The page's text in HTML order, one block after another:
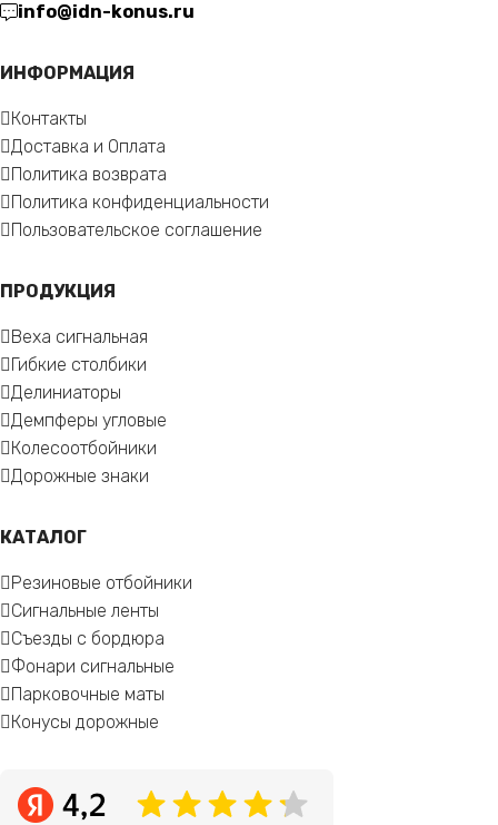
info@idn-konus.ru
ИНФОРМАЦИЯ
Контакты
Доставка и Оплата
Политика возврата
Политика конфиденциальности
Пользовательское соглашение
ПРОДУКЦИЯ
Веха сигнальная
Гибкие столбики
Делиниаторы
Демпферы угловые
Колесоотбойники
Дорожные знаки
КАТАЛОГ
Резиновые отбойники
Сигнальные ленты
Съезды с бордюра
Фонари сигнальные
Парковочные маты
Конусы дорожные